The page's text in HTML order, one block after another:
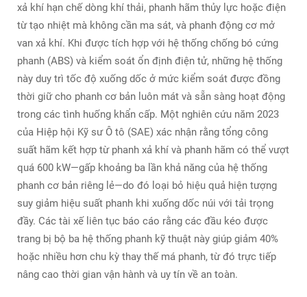
xả khí hạn chế dòng khí thải, phanh hãm thủy lực hoặc điện
từ tạo nhiệt mà không cần ma sát, và phanh động cơ mở
van xả khí. Khi được tích hợp với hệ thống chống bó cứng
phanh (ABS) và kiểm soát ổn định điện tử, những hệ thống
này duy trì tốc độ xuống dốc ở mức kiểm soát được đồng
thời giữ cho phanh cơ bản luôn mát và sẵn sàng hoạt động
trong các tình huống khẩn cấp. Một nghiên cứu năm 2023
của Hiệp hội Kỹ sư Ô tô (SAE) xác nhận rằng tổng công
suất hãm kết hợp từ phanh xả khí và phanh hãm có thể vượt
quá 600 kW—gấp khoảng ba lần khả năng của hệ thống
phanh cơ bản riêng lẻ—do đó loại bỏ hiệu quả hiện tượng
suy giảm hiệu suất phanh khi xuống dốc núi với tải trọng
đầy. Các tài xế liên tục báo cáo rằng các đầu kéo được
trang bị bộ ba hệ thống phanh kỹ thuật này giúp giảm 40%
hoặc nhiều hơn chu kỳ thay thế má phanh, từ đó trực tiếp
nâng cao thời gian vận hành và uy tín về an toàn.